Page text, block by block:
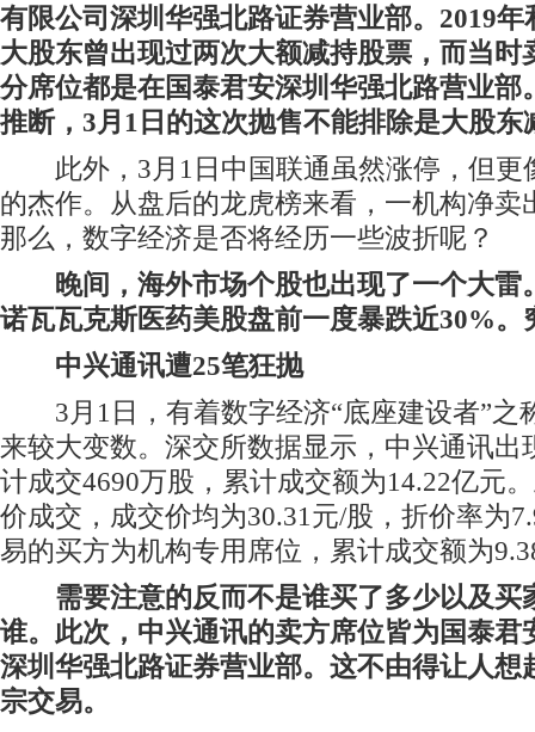
有限公司深圳华强北路证券营业部。2019年
大股东曾出现过两次大额减持股票，而当时
分席位都是在国泰君安深圳华强北路营业部
推断，3月1日的这次抛售不能排除是大股东
此外，3月1日中国联通虽然涨停，但更
的杰作。从盘后的龙虎榜来看，一机构净卖
那么，数字经济是否将经历一些波折呢？
晚间，海外市场个股也出现了一个大雷
诺瓦瓦克斯医药美股盘前一度暴跌近30%。
中兴通讯遭25笔狂抛
3月1日，有着数字经济“底座建设者”之
来较大变数。深交所数据显示，中兴通讯出
计成交4690万股，累计成交额为14.22亿元
价成交，成交价均为30.31元/股，折价率为
易的买方为机构专用席位，累计成交额为
需要注意的反而不是谁买了多少以及买
谁。此次，中兴通讯的卖方席位皆为国泰君
深圳华强北路证券营业部。这不由得让人想
宗交易。